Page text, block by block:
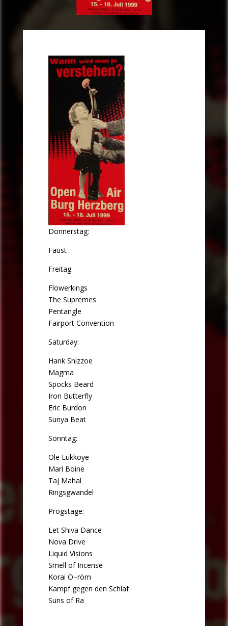
Donnerstag:
Faust
Freitag:
Flowerkings
The Supremes
Pentangle
Fairport Convention
Saturday:
Hank Shizzoe
Magma
Spocks Beard
Iron Butterfly
Eric Burdon
Sunya Beat
Sonntag:
Ole Lukkoye
Mari Boine
Taj Mahal
Ringsgwandel
Progstage:
Let Shiva Dance
Nova Drive
Liquid Visions
Smell of Incense
Korai Ö–röm
Kampf gegen den Schlaf
Suns of Ra